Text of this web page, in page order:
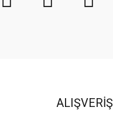
ALIŞVERİŞ